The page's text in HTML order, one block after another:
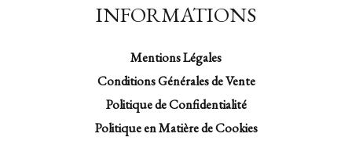
INFORMATIONS
Mentions Légales
Conditions Générales de Vente
Politique de Confidentialité
Politique en Matière de Cookies